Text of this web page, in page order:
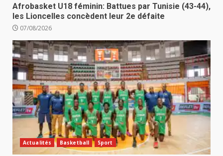
Afrobasket U18 féminin: Battues par Tunisie (43-44),
les Lioncelles concèdent leur 2e défaite
07/08/2026
Actualités Basketball Sport